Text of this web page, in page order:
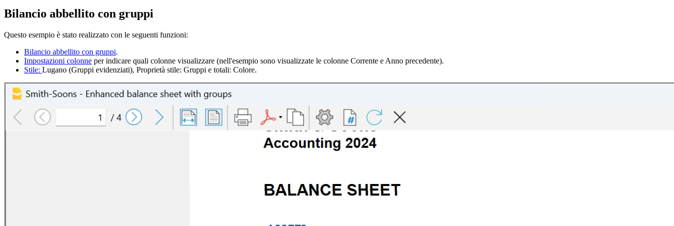
Bilancio abbellito con gruppi
Questo esempio è stato realizzato con le seguenti funzioni:
Bilancio abbellito con gruppi.
Impostazioni colonne per indicare quali colonne visualizzare (nell'esempio sono visualizzate le colonne Corrente e Anno precedente).
Stile: Lugano (Gruppi evidenziati), Proprietà stile: Gruppi e totali: Colore.